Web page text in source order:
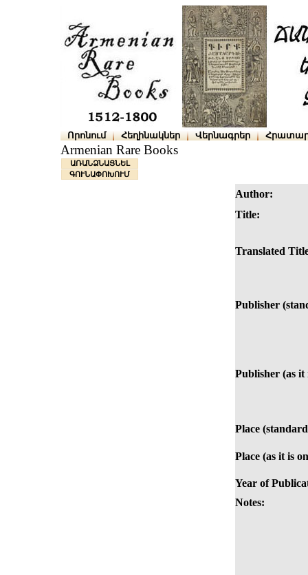
Որոնում Հեղինակներ Վերնագրեր
Armenian Rare Books
ԱՌԱՆՁՆԱՑՆԵԼ
ԳՈՒՆԱՓՈԽՈՒՄ
Author:
Title:
Translated
Publisher
Publisher (as it
Place
Place (as it is
Year of
Notes: